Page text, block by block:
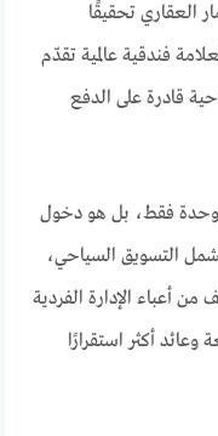
العقاري تحقيقًا
فندقية عالمية تقدّم
قادرة على الدفع
وحدة فقط، بل هو دخول
التسويق السياحي،
أعباء الإدارة الفردية
أكثر استقرارًا